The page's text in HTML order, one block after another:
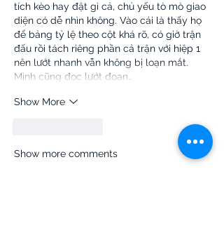
tích kèo hay đặt gì cả, chủ yếu tò mò giao
diện có dễ nhìn không. Vào cái là thấy họ
để bảng tỷ lệ theo cột khá rõ, có giờ trận
đấu rồi tách riêng phần cả trận với hiệp 1
nên lướt nhanh vẫn không bị loạn mắt.
Mình cũng đọc lướt đoạn…
Show More
Show more comments